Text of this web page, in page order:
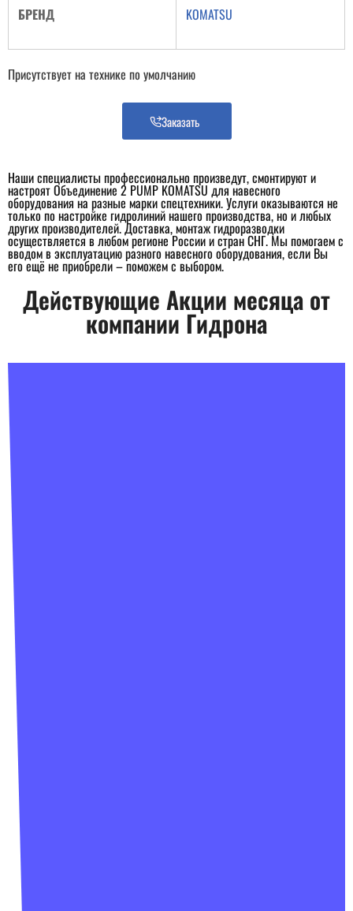
БРЕНД KOMATSU
Присутствует на технике по умолчанию
Заказать
Наши специалисты профессионально произведут, смонтируют и
настроят Объединение 2 PUMP KOMATSU для навесного
оборудования на разные марки спецтехники. Услуги оказываются не
только по настройке гидролиний нашего производства, но и любых
других производителей. Доставка, монтаж гидроразводки
осуществляется в любом регионе России и стран СНГ. Мы помогаем с
вводом в эксплуатацию разного навесного оборудования, если Вы
его ещё не приобрели – поможем с выбором.
Действующие Акции месяца от
компании Гидрона